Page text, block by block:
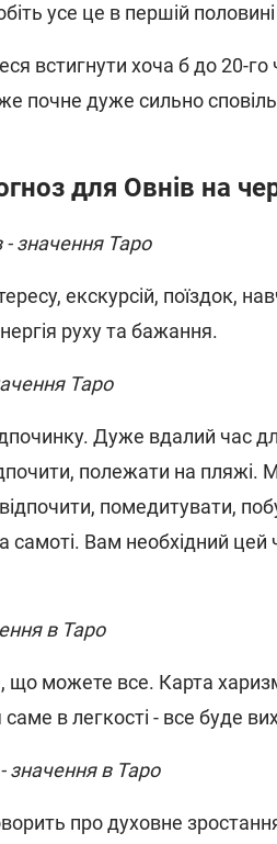
усе це в першій
встигнути хоча б до 20-
почне дуже сильно
для Овнів на
-значення Таро
екскурсій, поїздок,
руху та бажання.
Таро
Дуже вдалий час
полежати на пляжі.
помедитувати,
самоті. Вам необхідний цей
в Таро
що можете все. Карта
в легкості - все буде
значення в Таро
про духовне